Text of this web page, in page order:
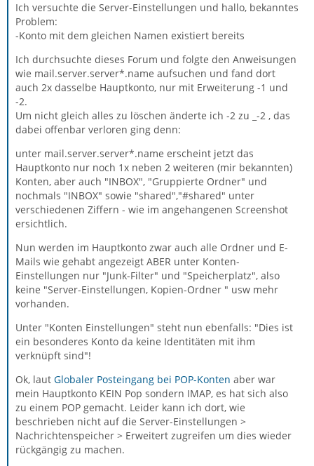
Ich versuchte die Server-Einstellungen und hallo, bekanntes
Problem:
-Konto mit dem gleichen Namen existiert bereits
Ich durchsuchte dieses Forum und folgte den Anweisungen
wie mail.server.server*.name aufsuchen und fand dort
auch 2x dasselbe Hauptkonto, nur mit Erweiterung -1 und
-2.
Um nicht gleich alles zu löschen änderte ich -2 zu _-2 , das
dabei offenbar verloren ging denn:
unter mail.server.server*.name erscheint jetzt das
Hauptkonto nur noch 1x neben 2 weiteren (mir bekannten)
Konten, aber auch "INBOX", "Gruppierte Ordner" und
nochmals "INBOX" sowie "shared","#shared" unter
verschiedenen Ziffern - wie im angehangenen Screenshot
ersichtlich.
Nun werden im Hauptkonto zwar auch alle Ordner und E-
Mails wie gehabt angezeigt ABER unter Konten-
Einstellungen nur "Junk-Filter" und "Speicherplatz", also
keine "Server-Einstellungen, Kopien-Ordner " usw mehr
vorhanden.
Unter "Konten Einstellungen" steht nun ebenfalls: "Dies ist
ein besonderes Konto da keine Identitäten mit ihm
verknüpft sind"!
Ok, laut Globaler Posteingang bei POP-Konten aber war
mein Hauptkonto KEIN Pop sondern IMAP, es hat sich also
zu einem POP gemacht. Leider kann ich dort, wie
beschrieben nicht auf die Server-Einstellungen >
Nachrichtenspeicher > Erweitert zugreifen um dies wieder
rückgängig zu machen.